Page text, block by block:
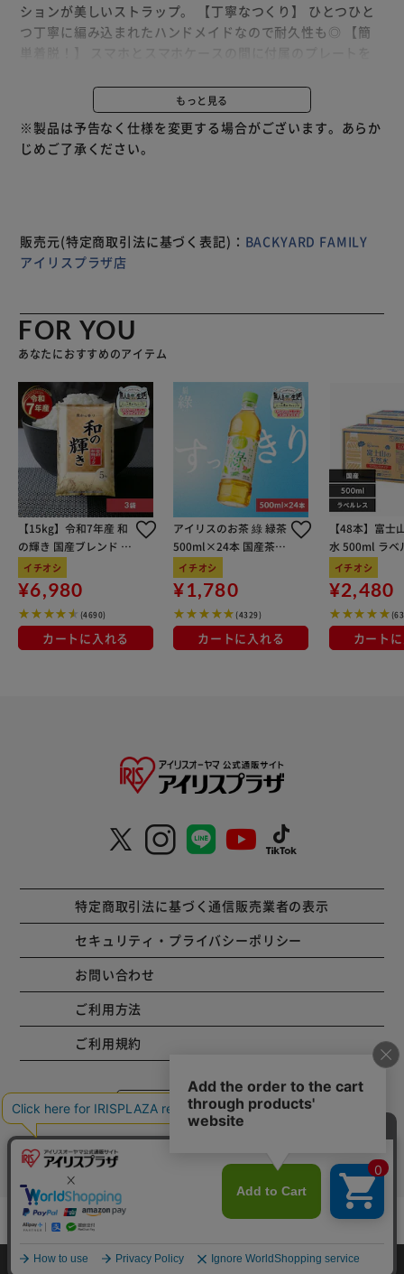
ションが美しいストラップ。 【丁寧なつくり】 ひとつひと
つ丁寧に編み込まれたハンドメイドなので耐久性も◎ 【簡
の形状などにより、取り付けできない場合がございます。
【落下防止、紛失防止に】 手首に掛けて使えばスマホの落
下防止や紛失防止にも役立つアイテム。 【バッグや小物マ
ルチに使える♪】 ナスカンが付いているので、お手持ちの
もっと見る
※製品は予告なく仕様を変更する場合がございます。あらか
じめご了承ください。
販売元(特定商取引法に基づく表記)： BACKYARD FAMILY
アイリスプラザ店
FOR YOU
あなたにおすすめのアイテム
【15kg】令和7年産 和
の輝き 国産ブレンド 5
kg×3袋
イチオシ
¥6,980
(4690)
カートに入れる
アイリスのお茶 綠 緑茶
500ml×24本 国産茶葉
100％使用
イチオシ
¥1,780
(4329)
カートに入れる
【48本】富士
水 500ml ラベ
イチオシ
¥2,480
カート
特定商取引法に基づく通信販売業者の表示
セキュリティ・プライバシーポリシー
お問い合わせ
ご利用方法
ご利用規約
コーポレートサイト
Copyright © 2001 IRISPLAZA. ALL Rights Reserved.